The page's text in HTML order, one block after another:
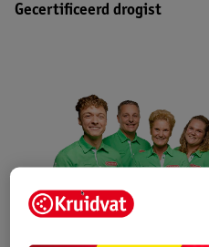
Gecertificeerd drogist